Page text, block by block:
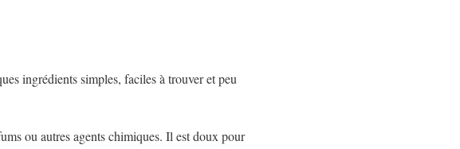
ingrédients simples, faciles à trouver et peu
ou autres agents chimiques. Il est doux pour